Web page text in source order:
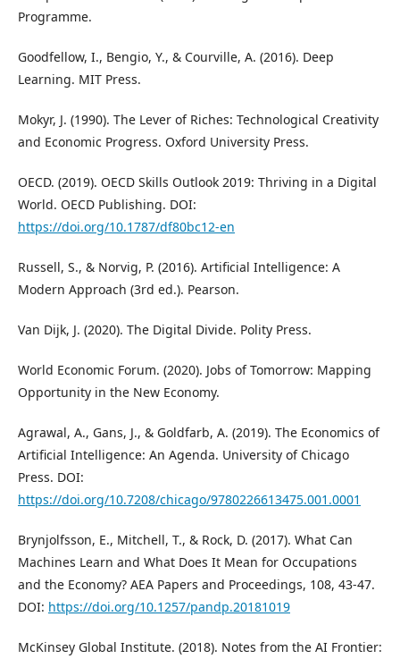
Programme.
Goodfellow, I., Bengio, Y., & Courville, A. (2016). Deep
Learning. MIT Press.
Mokyr, J. (1990). The Lever of Riches: Technological Creativity
and Economic Progress. Oxford University Press.
OECD. (2019). OECD Skills Outlook 2019: Thriving in a Digital
World. OECD Publishing. DOI:
https://doi.org/10.1787/df80bc12-en
Russell, S., & Norvig, P. (2016). Artificial Intelligence: A
Modern Approach (3rd ed.). Pearson.
Van Dijk, J. (2020). The Digital Divide. Polity Press.
World Economic Forum. (2020). Jobs of Tomorrow: Mapping
Opportunity in the New Economy.
Agrawal, A., Gans, J., & Goldfarb, A. (2019). The Economics of
Artificial Intelligence: An Agenda. University of Chicago
Press. DOI:
https://doi.org/10.7208/chicago/9780226613475.001.0001
Brynjolfsson, E., Mitchell, T., & Rock, D. (2017). What Can
Machines Learn and What Does It Mean for Occupations
and the Economy? AEA Papers and Proceedings, 108, 43-47.
DOI: https://doi.org/10.1257/pandp.20181019
McKinsey Global Institute. (2018). Notes from the AI Frontier: